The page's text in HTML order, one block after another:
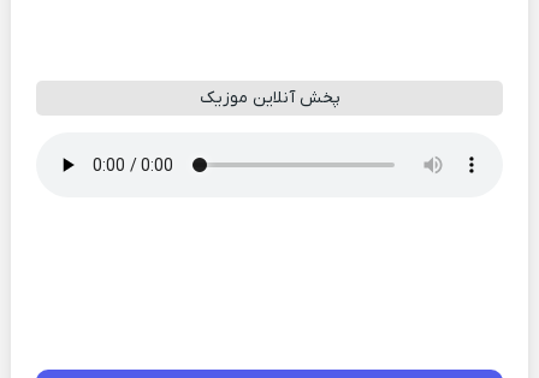
پخش آنلاین موزیک